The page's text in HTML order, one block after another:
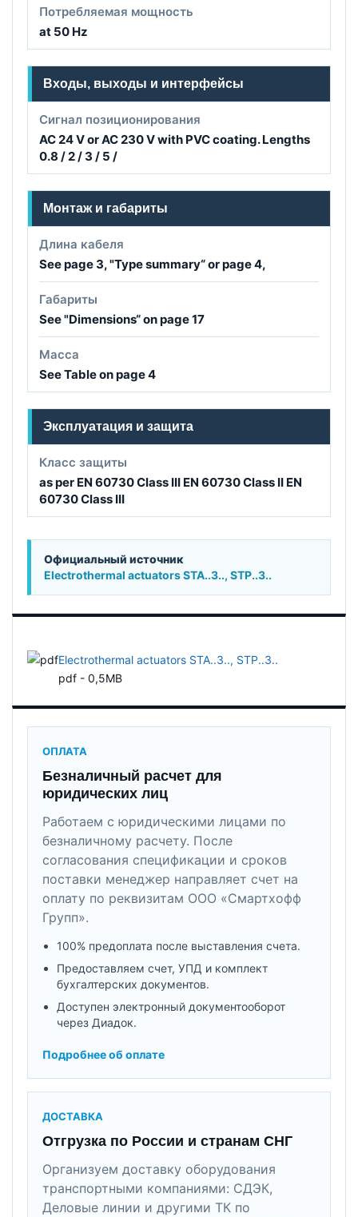
Потребляемая мощность
at 50 Hz
Входы, выходы и интерфейсы
Сигнал позиционирования
AC 24 V or AC 230 V with PVC coating. Lengths
0.8 / 2 / 3 / 5 /
Монтаж и габариты
Длина кабеля
See page 3, "Type summary“ or page 4,
Габариты
See "Dimensions“ on page 17
Масса
See Table on page 4
Эксплуатация и защита
Класс защиты
as per EN 60730 Class III EN 60730 Class II EN
60730 Class III
Официальный источник
Electrothermal actuators STA..3.., STP..3..
Electrothermal actuators STA..3.., STP..3..
pdf - 0,5MB
ОПЛАТА
Безналичный расчет для
юридических лиц
Работаем с юридическими лицами по
безналичному расчету. После
согласования спецификации и сроков
поставки менеджер направляет счет на
оплату по реквизитам ООО «Смартхофф
Групп».
100% предоплата после выставления счета.
Предоставляем счет, УПД и комплект
бухгалтерских документов.
Доступен электронный документооборот
через Диадок.
Подробнее об оплате
ДОСТАВКА
Отгрузка по России и странам СНГ
Организуем доставку оборудования
транспортными компаниями: СДЭК,
Деловые линии и другими ТК по